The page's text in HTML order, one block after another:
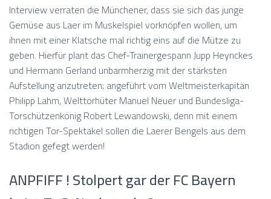
Interview verraten die Münchener, dass sie sich das junge
Gemüse aus Laer im Muskelspiel vorknöpfen wollen, um
ihnen mit einer Klatsche mal richtig eins auf die Mütze zu
geben. Hierfür plant das Chef-Trainergespann Jupp Heynckes
und Hermann Gerland unbarmherzig mit der stärksten
Aufstellung anzutreten; angeführt vom Weltmeisterkapitän
Philipp Lahm, Welttorhüter Manuel Neuer und Bundesliga-
Torschützenkönig Robert Lewandowski, denn mit einem
richtigen Tor-Spektakel sollen die Laerer Bengels aus dem
Stadion gefegt werden!
ANPFIFF ! Stolpert gar der FC Bayern